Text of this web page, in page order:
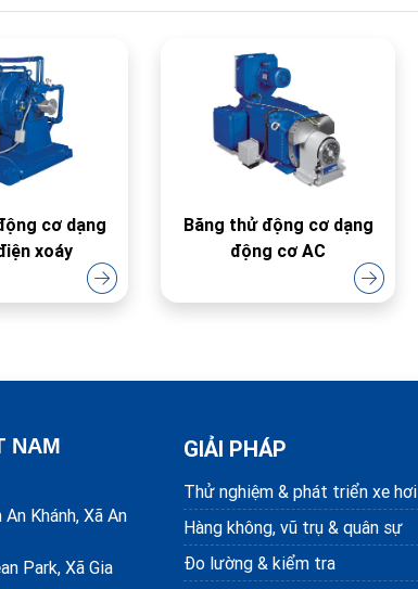
cơ dạng
xoáy
Băng thử động cơ dạng
động cơ AC
NAM
Khánh, Xã An
Park, Xã Gia
GIẢI PHÁP
Thử nghiệm & phát triển xe hơi
Hàng không, vũ trụ & quân sự
Đo lường & kiểm tra